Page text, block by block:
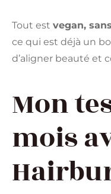
Tout est vegan,
ce qui est déjà un
d’aligner beauté et
Mon
mois